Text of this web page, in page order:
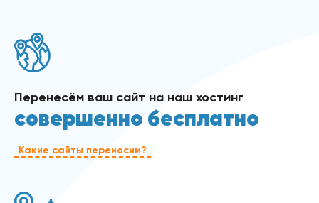
Перенесём ваш сайт на наш хостинг
совершенно бесплатно
Какие сайты переносим?